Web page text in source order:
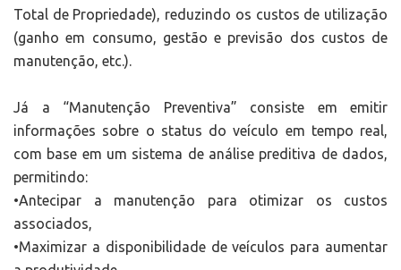
Total de Propriedade), reduzindo os custos de utilização
(ganho em consumo, gestão e previsão dos custos de
manutenção, etc.).
Já a “Manutenção Preventiva” consiste em emitir
informações sobre o status do veículo em tempo real,
com base em um sistema de análise preditiva de dados,
permitindo:
•Antecipar a manutenção para otimizar os custos
associados,
•Maximizar a disponibilidade de veículos para aumentar